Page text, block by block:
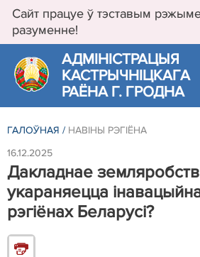
Сайт працуе ў тэставым
разуменне!
АДМIНIСТРАЦЫЯ
КАСТРЫЧНIЦКАГА
РАЁНА Г. ГРОДНА
ГАЛОЎНАЯ / НАВIНЫ РЭГIЁНА
16.12.2025
Дакладнае
укараняецца
рэгіёнах Беларусі?